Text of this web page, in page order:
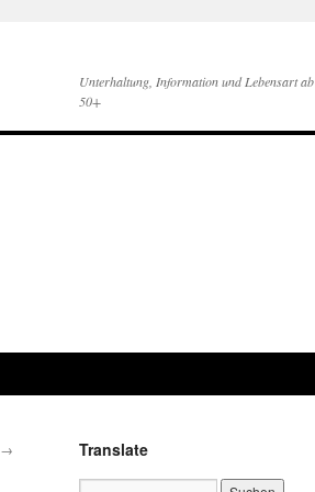
Unterhaltung, Information und Lebensart ab
50+
→ Translate